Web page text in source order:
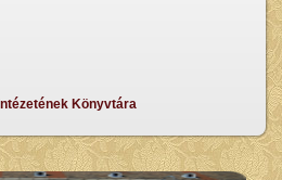
Könyvtára